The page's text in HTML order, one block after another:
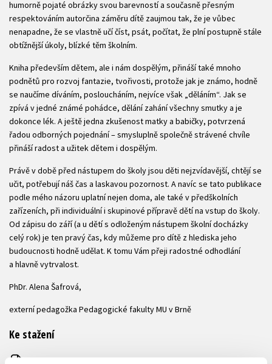
humorně pojaté obrázky svou barevností a současně přesným
respektováním autorčina záměru dítě zaujmou tak, že je vůbec
nenapadne, že se vlastně učí číst, psát, počítat, že plní postupně stále
obtížnější úkoly, blízké těm školním.
Kniha především dětem, ale i nám dospělým, přináší také mnoho
podnětů pro rozvoj fantazie, tvořivosti, protože jak je známo, hodně
se naučíme díváním, posloucháním, nejvíce však „děláním“. Jak se
zpívá v jedné známé pohádce, dělání zahání všechny smutky a je
dokonce lék. A ještě jedna zkušenost matky a babičky, potvrzená
řadou odborných pojednání – smysluplně společně strávené chvíle
přináší radost a užitek dětem i dospělým.
Právě v době před nástupem do školy jsou děti nejzvídavější, chtějí se
učit, potřebují náš čas a laskavou pozornost. A navíc se tato publikace
podle mého názoru uplatní nejen doma, ale také v předškolních
zařízeních, při individuální i skupinové přípravě dětí na vstup do školy.
Od zápisu do září (a u dětí s odloženým nástupem školní docházky
celý rok) je ten pravý čas, kdy můžeme pro dítě z hlediska jeho
budoucnosti hodně udělat. K tomu Vám přeji radostné odhodlání
a hlavně vytrvalost.
PhDr. Alena Šafrová,
externí pedagožka Pedagogické fakulty MU v Brně
Ke stažení